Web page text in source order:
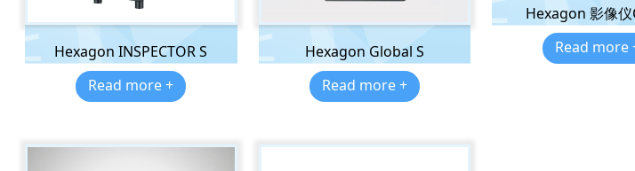
Hexagon INSPECTOR S
Read more +
Hexagon Global S
Read more +
Hexagon 影像
Read more